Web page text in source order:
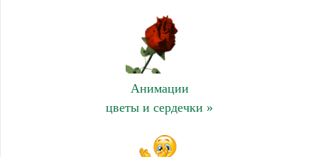
Анимации
цветы и сердечки »